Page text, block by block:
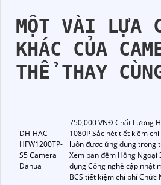
MỘT VÀI LỰA
KHÁC CỦA
THỂ THAY
DH-HAC-
HFW1200TP-
S5 Camera
Dahua
750,000 VNĐ Chất Lượng
1080P Sắc nét tiết kiệm
luôn được ứng dụng trong
Xem ban đêm Hồng
dụng Công nghệ cập nhật
BCS tiết kiệm chi phí Chức